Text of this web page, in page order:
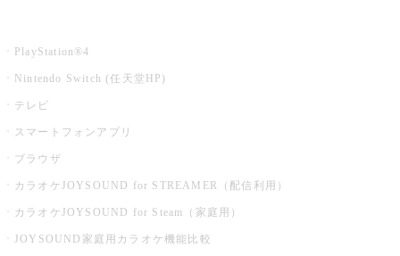
PlayStation®4
Nintendo Switch (任天堂HP)
テレビ
スマートフォンアプリ
ブラウザ
カラオケJOYSOUND for STREAMER（配信利用）
カラオケJOYSOUND for Steam（家庭用）
JOYSOUND家庭用カラオケ機能比較